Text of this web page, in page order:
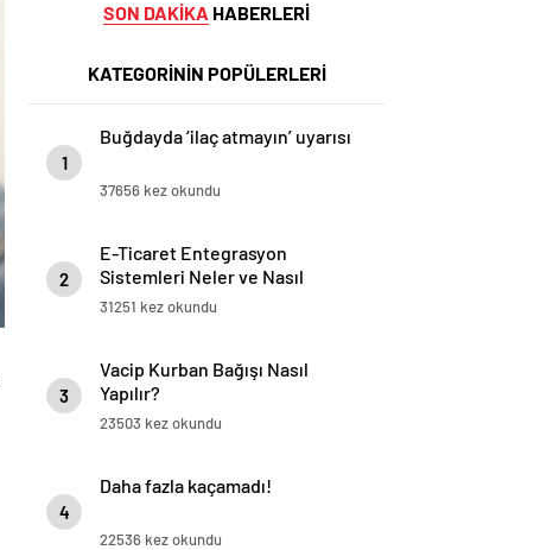
SON DAKİKA HABERLERİ
KATEGORİNİN POPÜLERLERİ
1
Buğdayda ‘ilaç atmayın’ uyarısı
37656 kez okundu
2
E-Ticaret Entegrasyon
Sistemleri Neler ve Nasıl
Yapılır?
31251 kez okundu
3
Vacip Kurban Bağışı Nasıl
Yapılır?
23503 kez okundu
4
Daha fazla kaçamadı!
22536 kez okundu